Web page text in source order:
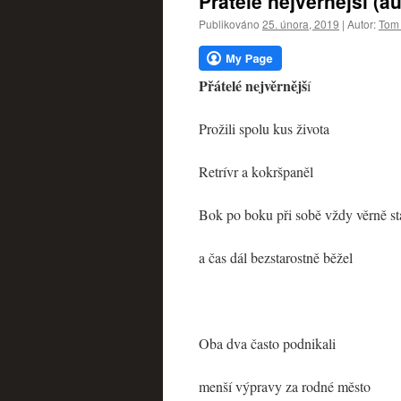
webu
Publikováno 25. února, 2019 | Autor:
Přátelé nejvěrnější
Prožili spolu kus života
Retrívr a kokršpaněl
Bok po boku při sobě vždy věrně
a čas dál bezstarostně běžel
Oba dva často podnikali
menší výpravy za rodné město